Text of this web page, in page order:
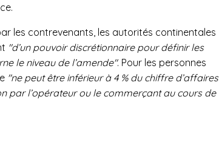
les contrevenants, les autorités continentales
"d’un pouvoir discrétionnaire pour définir les
le niveau de l’amende". Pour les personnes
"ne peut être inférieur à 4 % du chiffre d’affaires
par l’opérateur ou le commerçant au cours de